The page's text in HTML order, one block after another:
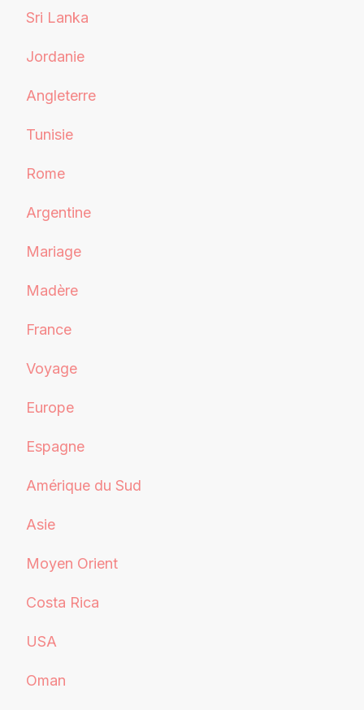
Sri Lanka
Jordanie
Angleterre
Tunisie
Rome
Argentine
Mariage
Madère
France
Voyage
Europe
Espagne
Amérique du Sud
Asie
Moyen Orient
Costa Rica
USA
Oman